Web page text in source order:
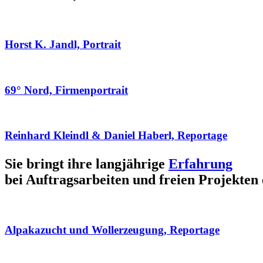
Horst K. Jandl, Portrait
69° Nord, Firmenportrait
Reinhard Kleindl & Daniel Haberl, Reportage
Sie bringt ihre langjährige Erfahrung
bei Auftragsarbeiten und freien Projekten
Alpakazucht und Wollerzeugung, Reportage